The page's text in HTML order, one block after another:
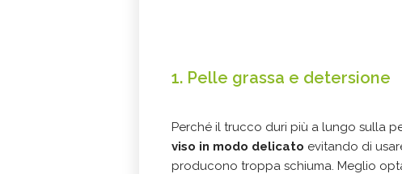
1. Pelle grassa e detersione
Perché il trucco duri più a lungo sulla
viso in modo delicato evitando di
producono troppa schiuma. Meglio